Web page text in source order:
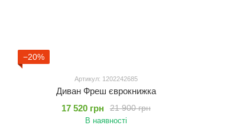
−20%
Артикул: 1202242685
Диван Фреш єврокнижка
21 900 грн
17 520 грн
В наявності